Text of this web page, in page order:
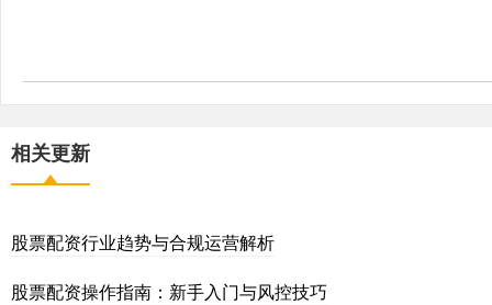
相关更新
股票配资行业趋势与合规运营解析
股票配资操作指南：新手入门与风控技巧